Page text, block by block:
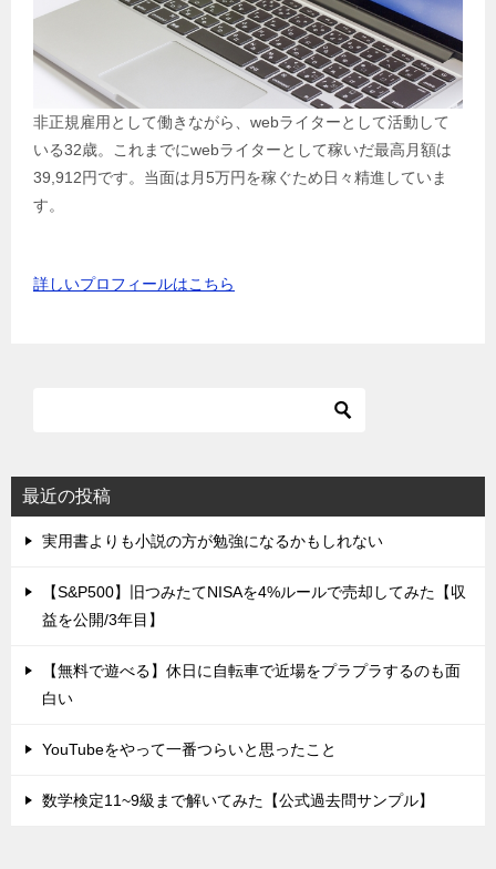
非正規雇用として働きながら、webライターとして活動して
いる32歳。これまでにwebライターとして稼いだ最高月額は
39,912円です。当面は月5万円を稼ぐため日々精進していま
す。
詳しいプロフィールはこちら
最近の投稿
実用書よりも小説の方が勉強になるかもしれない
【S&P500】旧つみたてNISAを4%ルールで売却してみた【収
益を公開/3年目】
【無料で遊べる】休日に自転車で近場をプラプラするのも面
白い
YouTubeをやって一番つらいと思ったこと
数学検定11~9級まで解いてみた【公式過去問サンプル】